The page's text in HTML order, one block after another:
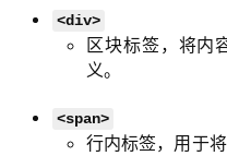
<div>
区块标签，将内
义。
<span>
行内标签，用于